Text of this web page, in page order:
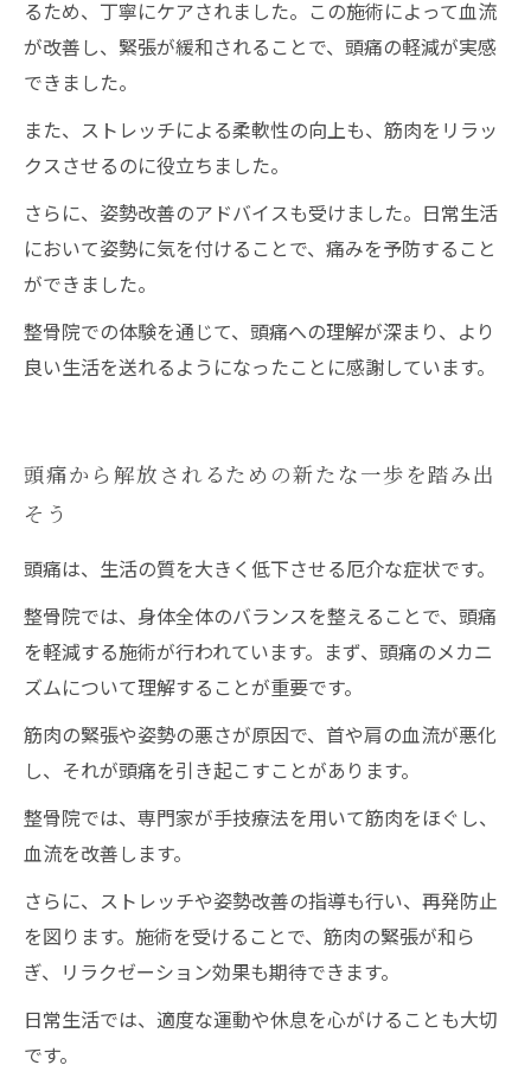
るため、丁寧にケアされました。この施術によって血流
が改善し、緊張が緩和されることで、頭痛の軽減が実感
できました。
また、ストレッチによる柔軟性の向上も、筋肉をリラッ
クスさせるのに役立ちました。
さらに、姿勢改善のアドバイスも受けました。日常生活
において姿勢に気を付けることで、痛みを予防すること
ができました。
整骨院での体験を通じて、頭痛への理解が深まり、より
良い生活を送れるようになったことに感謝しています。
頭痛から解放されるための新たな一歩を踏み出
そう
頭痛は、生活の質を大きく低下させる厄介な症状です。
整骨院では、身体全体のバランスを整えることで、頭痛
を軽減する施術が行われています。まず、頭痛のメカニ
ズムについて理解することが重要です。
筋肉の緊張や姿勢の悪さが原因で、首や肩の血流が悪化
し、それが頭痛を引き起こすことがあります。
整骨院では、専門家が手技療法を用いて筋肉をほぐし、
血流を改善します。
さらに、ストレッチや姿勢改善の指導も行い、再発防止
を図ります。施術を受けることで、筋肉の緊張が和ら
ぎ、リラクゼーション効果も期待できます。
日常生活では、適度な運動や休息を心がけることも大切
です。